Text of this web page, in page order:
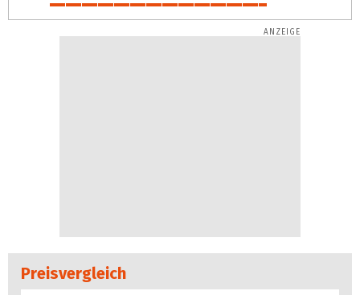
75%
Preisvergleich